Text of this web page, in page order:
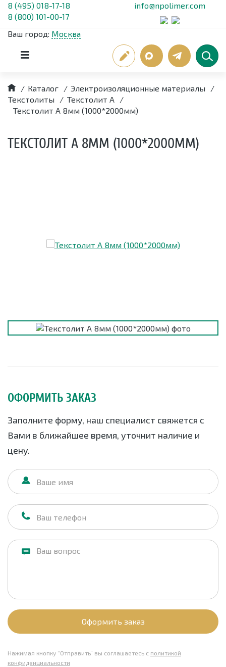
8 (495) 018-17-18
8 (800) 101-00-17
info@npolimer.com
Ваш город: Москва
/ Каталог / Электроизоляционные материалы
/
Текстолиты
/ Текстолит А /
Текстолит А 8мм (1000*2000мм)
ТЕКСТОЛИТ А 8ММ (1000*2000ММ)
ОФОРМИТЬ ЗАКАЗ
Заполните форму, наш специалист свяжется с
Вами в ближайшее время, уточнит наличие и
цену.
Оформить заказ
Нажимая кнопку “Отправить” вы соглашаетесь с политикой
конфиденциальности